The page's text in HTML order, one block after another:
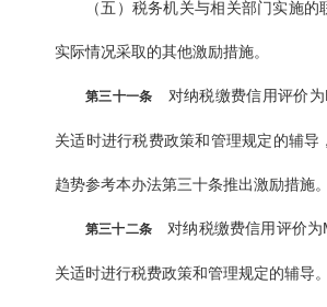
（五）税务机关与相关部门实施
实际情况采取的其他激励措施。
第三十一条 对纳税缴费信用评价
关适时进行税费政策和管理规定的辅导
趋势参考本办法第三十条推出激励措施。
第三十二条对纳税缴费信用评价为
关适时进行税费政策和管理规定的辅导。